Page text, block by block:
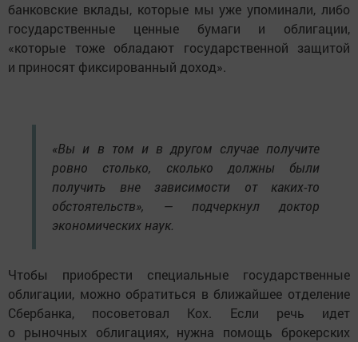
банковские вклады, которые мы уже упоминали, либо
государственные ценные бумаги и облигации,
«которые тоже обладают государственной защитой
и приносят фиксированный доход».
«Вы и в том и в другом случае получите
ровно столько, сколько должны были
получить вне зависимости от каких-то
обстоятельств», — подчеркнул доктор
экономических наук.
Чтобы приобрести специальные государственные
облигации, можно обратиться в ближайшее отделение
Сбербанка, посоветовал Кох. Если речь идет
о рыночных облигациях, нужна помощь брокерских